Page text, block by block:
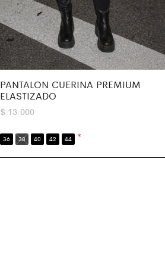
PANTALON CUERINA PREMIUM
ELASTIZADO
$ 13.000
36 38 40 42 44 *